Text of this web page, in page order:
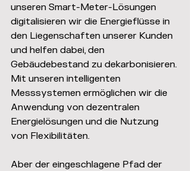
unseren Smart-Meter-Lösungen
digitalisieren wir die Energieflüsse in
den Liegenschaften unserer Kunden
und helfen dabei, den
Gebäudebestand zu dekarbonisieren.
Mit unseren intelligenten
Messsystemen ermöglichen wir die
Anwendung von dezentralen
Energielösungen und die Nutzung
von Flexibilitäten.
Aber der eingeschlagene Pfad der